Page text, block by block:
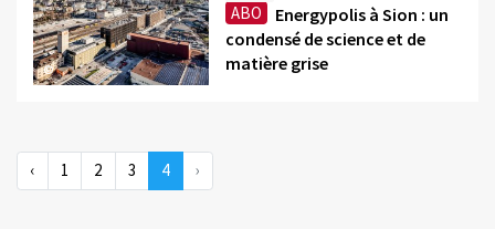
©
ABO
Energypolis à Sion : un
condensé de science et de
matière grise
‹ 1 2 3 4 ›